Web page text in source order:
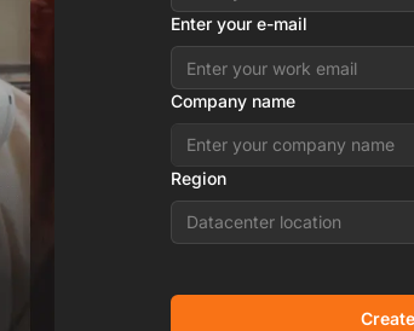
Enter your e-mail
Company name
Region
Datacenter location